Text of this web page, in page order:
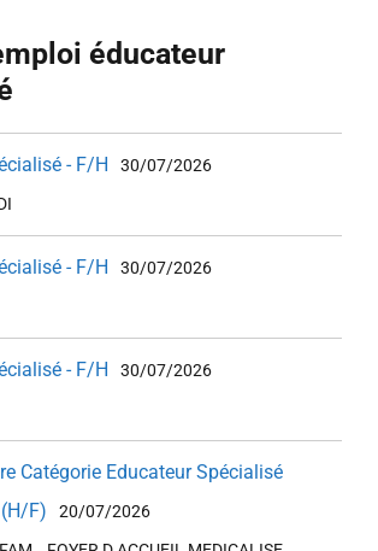
éducateur
- F/H
30/07/2026
- F/H
30/07/2026
- F/H
30/07/2026
Catégorie Educateur Spécialisé
F)
20/07/2026